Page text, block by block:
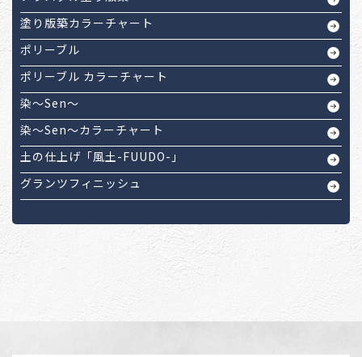
塗り版築カラーチャート
ポリーブル
ポリーブル カラーチャート
染～Sen～
染～Sen～カラーチャート
土の仕上げ「風土-FUUDO-」
グランツフィニッシュ